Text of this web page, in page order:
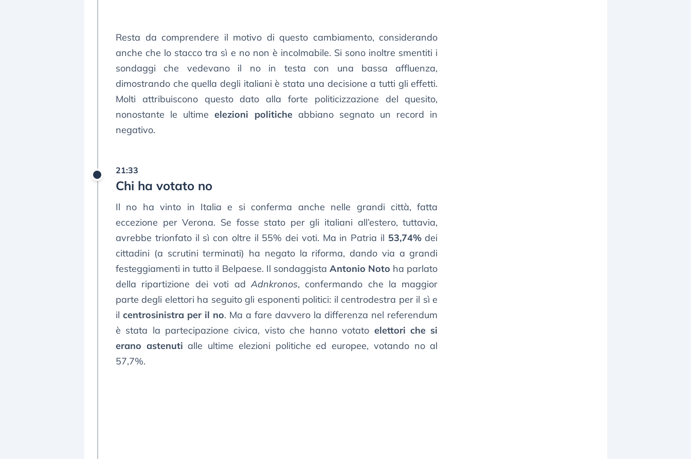
Resta da comprendere il motivo di questo cambiamento, considerando
anche che lo stacco tra sì e no non è incolmabile. Si sono inoltre smentiti i
sondaggi che vedevano il no in testa con una bassa affluenza,
dimostrando che quella degli italiani è stata una decisione a tutti gli effetti.
Molti attribuiscono questo dato alla forte politicizzazione del quesito,
nonostante le ultimeelezioni politicheabbiano segnato un record in
negativo.
21:33
Chi ha votato no
Il no ha vinto in Italia e si conferma anche nelle grandi città, fatta
eccezione per Verona. Se fosse stato per gli italiani all’estero, tuttavia,
avrebbe trionfato il sì con oltre il 55% dei voti. Ma in Patria il 53,74%dei
cittadini (a scrutini terminati) ha negato la riforma, dando via a grandi
festeggiamenti in tutto il Belpaese. Il sondaggista Antonio Noto ha parlato
della ripartizione dei voti adAdnkronos, confermando che la maggior
parte degli elettori ha seguito gli esponenti politici: il centrodestra per il sì e
ilcentrosinistra per il no. Ma a fare davvero la differenza nel referendum
è stata la partecipazione civica, visto che hanno votato elettori che si
erano astenuti alle ultime elezioni politiche ed europee, votando no al
57,7%.